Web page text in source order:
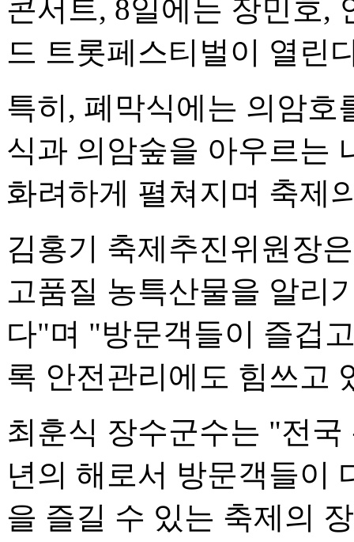
콘서트, 8일에는 장민호,
드 트롯페스티벌이 열린
특히, 폐막식에는 의암호
식과 의암숲을 아우르는
화려하게 펼쳐지며 축제
김홍기 축제추진위원장
고품질 농특산물을 알리
다"며 "방문객들이 즐겁
록 안전관리에도 힘쓰고
최훈식 장수군수는 "전
년의 해로서 방문객들이
을 즐길 수 있는 축제의